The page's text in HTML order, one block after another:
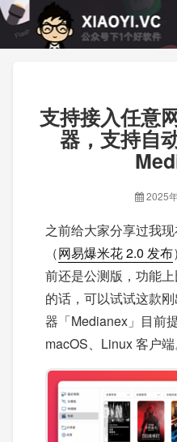
支持接入任意
器，支持自
2025
之前给大家分享过我
（网易爆米花 2.0 发布
前还是公测版，功能
的话，可以试试这款
器「Medianex」目前
macOS、Linux 客户端